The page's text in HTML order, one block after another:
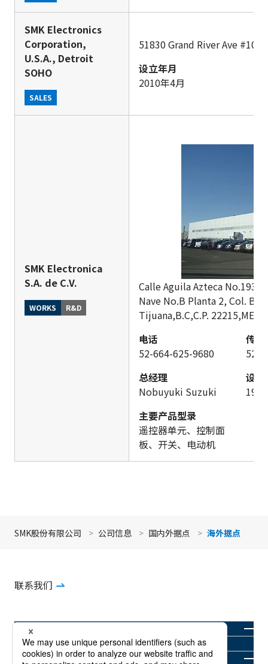
SMK Electronics
Corporation,
U.S.A., Detroit
SOHO
SALES
51830 Grand River Ave
设立年月
2010年4月
SMK Electronica
S.A. de C.V.
WORKS R&D
Calle Aguila Azteca
Nave No.B Planta 2, Col.
Tijuana,B.C,C.P.
电话
52-664-625-9680
传真
52-
总经理
Nobuyuki Suzuki
设立
主要产品型录
遥控器单元、控制面
板、开关、电动机
SMK股份有限公司 公司信息 国内外据点 海外据点
联系我们
公司信息
产品信息
新闻室